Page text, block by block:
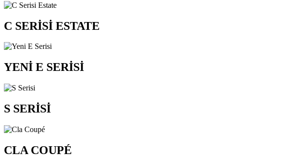
C SERİSİ ESTATE
YENİ E SERİSİ
S SERİSİ
CLA COUPÉ